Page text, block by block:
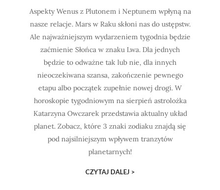
Aspekty Wenus z Plutonem i Neptunem wpłyną na
nasze relacje. Mars w Raku skłoni nas do ustępstw.
Ale najważniejszym wydarzeniem tygodnia będzie
zaćmienie Słońca w znaku Lwa. Dla jednych
będzie to odważne tak lub nie, dla innych
nieoczekiwana szansa, zakończenie pewnego
etapu albo początek zupełnie nowej drogi. W
horoskopie tygodniowym na sierpień astrolożka
Katarzyna Owczarek przedstawia aktualny układ
planet. Zobacz, które 3 znaki zodiaku znajdą się
pod najsilniejszym wpływem tranzytów
planetarnych!
CZYTAJ DALEJ >